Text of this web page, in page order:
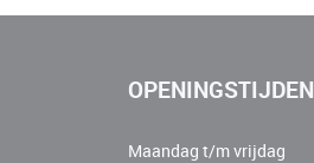
OPENINGSTIJDEN
Maandag t/m vrijdag